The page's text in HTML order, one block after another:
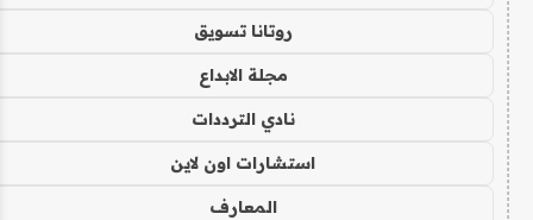
روتانا تسويق
مجلة الابداع
نادي الترددات
استشارات اون لاين
المعارف